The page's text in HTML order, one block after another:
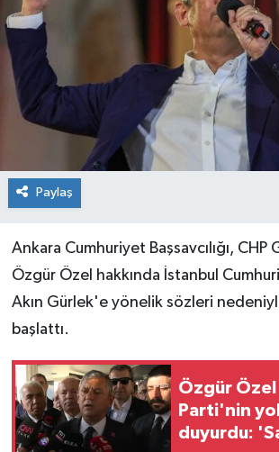
Paylaş
Ankara Cumhuriyet Başsavcılığı, CHP
Özgür Özel hakkında İstanbul
Akın Gürlek'e yönelik sözleri
başlattı.
Özgür
Parti'nin
duyurdu: